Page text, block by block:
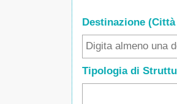
Destinazione
Tipologia di